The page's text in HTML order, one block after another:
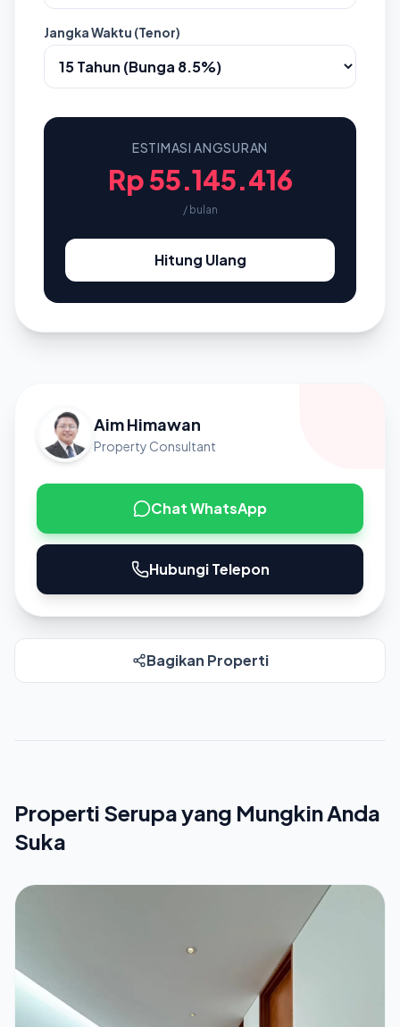
Jangka Waktu (Tenor)
ESTIMASI ANGSURAN
Rp 55.145.416
/ bulan
Hitung Ulang
Aim Himawan
Property Consultant
Chat WhatsApp
Hubungi Telepon
Bagikan Properti
Properti Serupa yang Mungkin Anda
Suka